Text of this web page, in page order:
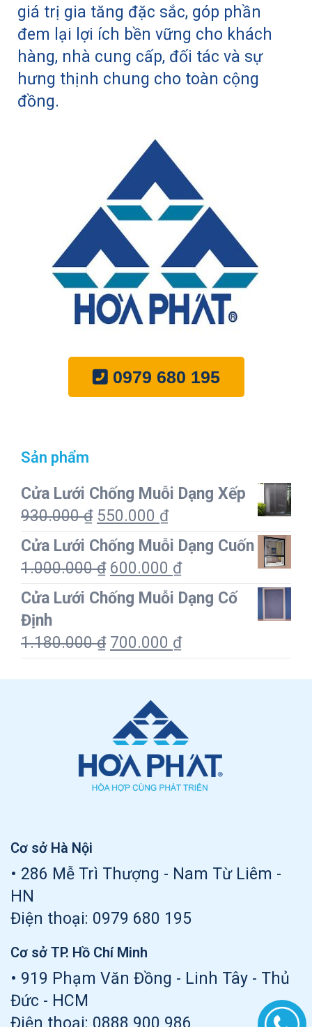
giá trị gia tăng đặc sắc, góp phần
đem lại lợi ích bền vững cho khách
hàng, nhà cung cấp, đối tác và sự
hưng thịnh chung cho toàn cộng
đồng.
0979 680 195
Sản phẩm
Cửa Lưới Chống Muỗi Dạng Xếp
930.000₫ 550.000 ₫
Cửa Lưới Chống Muỗi Dạng Cuốn
1.000.000₫ 600.000 ₫
Cửa Lưới Chống Muỗi Dạng Cố
Định
1.180.000₫ 700.000 ₫
Cơ sở Hà Nội
• 286 Mễ Trì Thượng - Nam Từ Liêm -
HN
Điện thoại: 0979 680 195
Cơ sở TP. Hồ Chí Minh
• 919 Phạm Văn Đồng - Linh Tây - Thủ
Đức - HCM
Điện thoại: 0888 900 986